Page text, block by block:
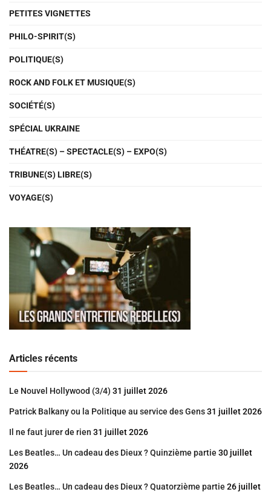
PETITES VIGNETTES
PHILO-SPIRIT(S)
POLITIQUE(S)
ROCK AND FOLK ET MUSIQUE(S)
SOCIÉTÉ(S)
SPÉCIAL UKRAINE
THÉATRE(S) – SPECTACLE(S) – EXPO(S)
TRIBUNE(S) LIBRE(S)
VOYAGE(S)
Articles récents
Le Nouvel Hollywood (3/4) 31 juillet 2026
Patrick Balkany ou la Politique au service des Gens31 juillet 2026
Il ne faut jurer de rien 31 juillet 2026
Les Beatles… Un cadeau des Dieux ? Quinzième partie 30 juillet
2026
Les Beatles… Un cadeau des Dieux ? Quatorzième partie 26 juillet